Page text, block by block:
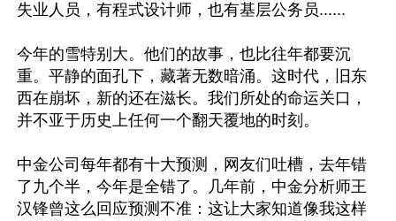
失业人员，有程式设计师，也有基层公务员......
今年的雪特别大。他们的故事，也比往年都要沉
重。平静的面孔下，藏著无数暗涌。这时代，旧东
西在崩坏，新的还在滋长。我们所处的命运关口，
并不亚于历史上任何一个翻天覆地的时刻。
中金公司每年都有十大预测，网友们吐槽，去年错
了九个半，今年是全错了。几年前，中金分析师王
汉锋曾这么回应预测不准：这让大家知道像我这样